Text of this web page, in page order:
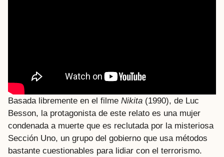
Basada libremente en el filme Nikita (1990), de Luc
Besson, la protagonista de este relato es una mujer
condenada a muerte que es reclutada por la misteriosa
Sección Uno, un grupo del gobierno que usa métodos
bastante cuestionables para lidiar con el terrorismo.